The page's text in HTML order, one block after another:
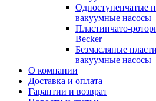
Одноступенчатые
вакуумные насосы
Пластинчато-
Becker
Безмасляные
вакуумные насосы
О компании
Доставка и оплата
Гарантии и возврат